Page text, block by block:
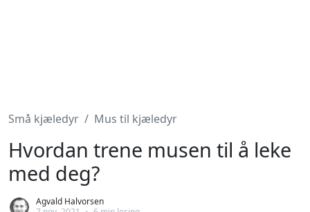
Små kjæledyr Mus til kjæledyr
Hvordan trene musen til å leke
med deg?
Agvald Halvorsen